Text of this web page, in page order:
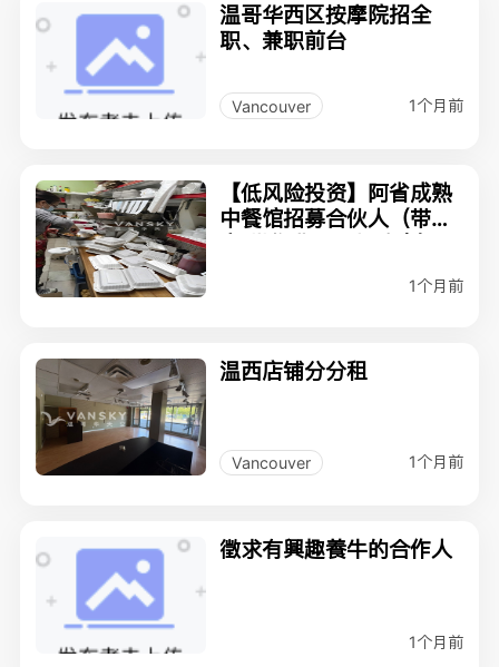
温哥华西区按摩院招全
职、兼职前台
Vancouver 1个月前
【低风险投资】阿省成熟
中餐馆招募合伙人（带买
1个月前
温西店铺分分租
Vancouver 1个月前
徵求有興趣養牛的合作人
1个月前